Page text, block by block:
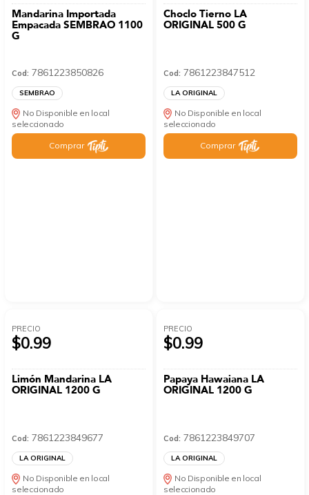
Mandarina Importada
Empacada SEMBRAO 1100
G
Cod: 7861223850826
SEMBRAO
No Disponible en local
seleccionado
Comprar
Choclo Tierno LA
ORIGINAL 500 G
Cod: 7861223847512
LA ORIGINAL
No Disponible en local
seleccionado
Comprar
PRECIO
$0.99
Limón Mandarina LA
ORIGINAL 1200 G
Cod: 7861223849677
LA ORIGINAL
No Disponible en local
seleccionado
PRECIO
$0.99
Papaya Hawaiana LA
ORIGINAL 1200 G
Cod: 7861223849707
LA ORIGINAL
No Disponible en local
seleccionado